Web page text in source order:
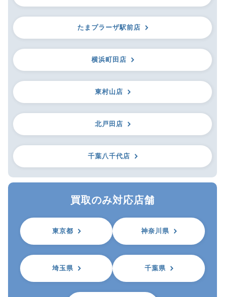
たまプラーザ駅前店
横浜町田店
東村山店
北戸田店
千葉八千代店
買取のみ対応店舗
東京都 神奈川県
埼玉県 千葉県